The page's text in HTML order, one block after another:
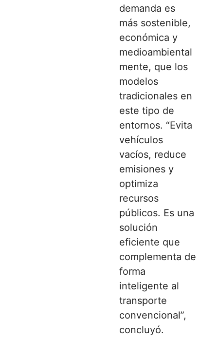
demanda es
más sostenible,
económica y
medioambiental
mente, que los
modelos
tradicionales en
este tipo de
entornos. “Evita
vehículos
vacíos, reduce
emisiones y
optimiza
recursos
públicos. Es una
solución
eficiente que
complementa de
forma
inteligente al
transporte
convencional”,
concluyó.